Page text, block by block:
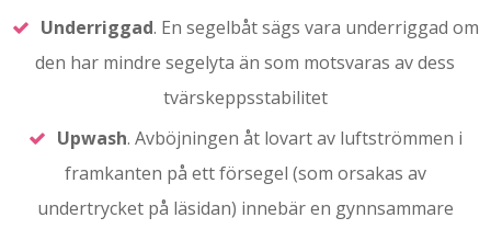
Underriggad. En segelbåt sägs vara underriggad om
den har mindre segelyta än som motsvaras av dess
tvärskeppsstabilitet
Upwash. Avböjningen åt lovart av luftströmmen i
framkanten på ett försegel (som orsakas av
undertrycket på läsidan) innebär en gynnsammare